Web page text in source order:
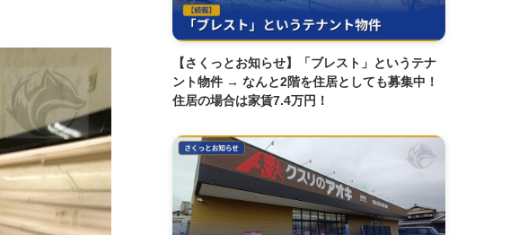
【さくっとお知らせ】「ブレスト」というテナ
ント物件 → なんと2階を住居としても募集中！
住居の場合は家賃7.4万円！